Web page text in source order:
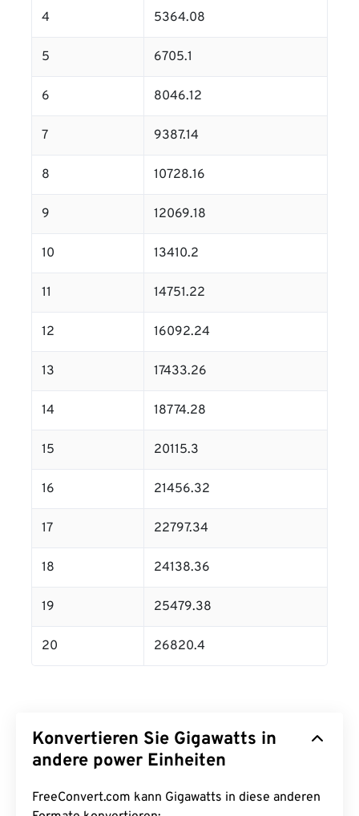
4 5364.08
5 6705.1
6 8046.12
7 9387.14
8 10728.16
9 12069.18
10 13410.2
11 14751.22
12 16092.24
13 17433.26
14 18774.28
15 20115.3
16 21456.32
17 22797.34
18 24138.36
19 25479.38
20 26820.4
Konvertieren Sie Gigawatts in
andere power Einheiten
FreeConvert.com kann Gigawatts in diese anderen